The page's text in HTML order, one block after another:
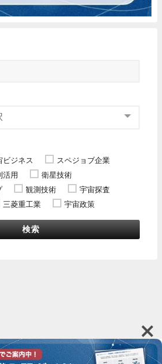
ビジネス
スペジョブ企業
活用
衛星技術
観測技術
宇宙探査
三菱重工業 宇宙政策
検索